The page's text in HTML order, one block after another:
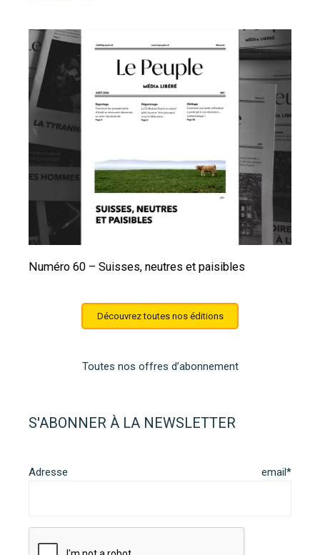
Numéro 60 – Suisses, neutres et paisibles
Découvrez toutes nos éditions
Toutes nos offres d’abonnement
S'ABONNER À LA NEWSLETTER
Adresse email*